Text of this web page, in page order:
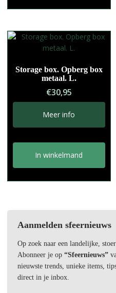
Storage box. Opberg box
metaal. L.
€30,95
Meer info
In winkelmand
Aanmelden sfeernieuws
Op zoek naar een landelijke,
Abonneer je op “Sfeernieuws”
nieuwste trends, unieke items,
direct in je inbox.